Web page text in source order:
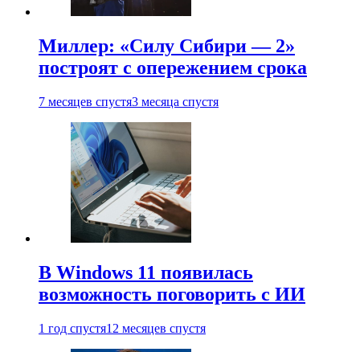
Миллер: «Силу Сибири — 2»
построят с опережением срока
7 месяцев спустя3 месяца спустя
В Windows 11 появилась
возможность поговорить с ИИ
1 год спустя12 месяцев спустя